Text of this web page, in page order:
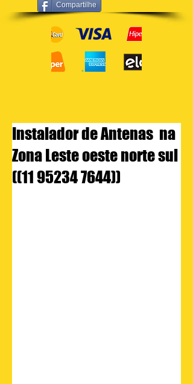
Compartilhe
Instalador de Antenas na
Zona Leste oeste norte sul
((11 95234 7644))